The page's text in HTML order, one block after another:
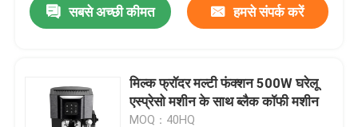
सबसे अच्छी कीमत हमसे संपर्क करें
मिल्क फ्रॉदर मल्टी फंक्शन 500W घरेलू
एस्प्रेसो मशीन के साथ ब्लैक कॉफी मशीन
MOQ：40HQ